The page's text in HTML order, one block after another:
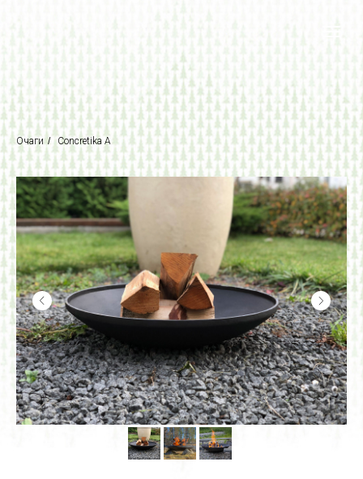
Очаги / Concretika A